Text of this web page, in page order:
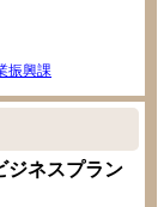
振興課
ジネスプラン